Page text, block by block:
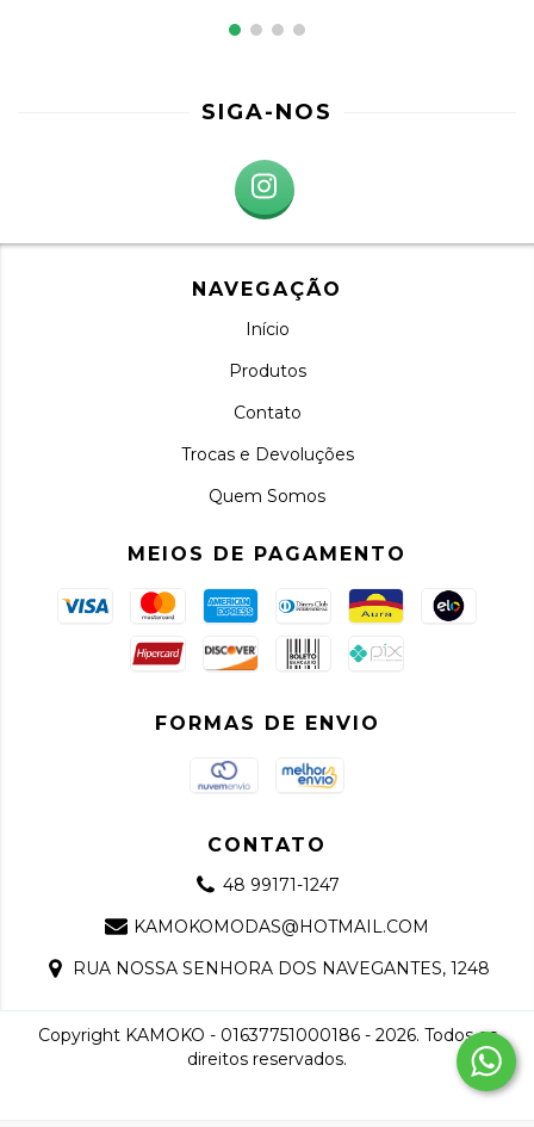
SIGA-NOS
NAVEGAÇÃO
Início
Produtos
Contato
Trocas e Devoluções
Quem Somos
MEIOS DE PAGAMENTO
FORMAS DE ENVIO
CONTATO
48 99171-1247
KAMOKOMODAS@HOTMAIL.COM
RUA NOSSA SENHORA DOS NAVEGANTES, 1248
Copyright KAMOKO - 01637751000186 - 2026. Todos os
direitos reservados.